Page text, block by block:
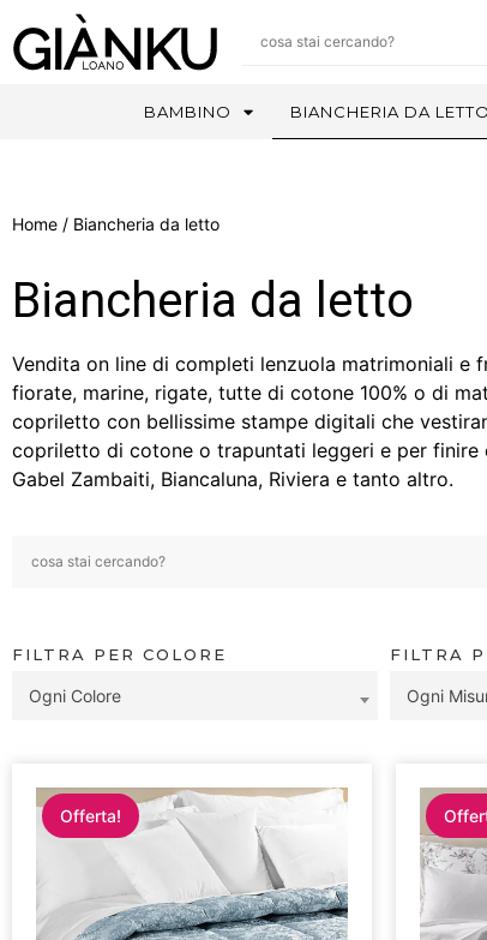
BAMBINO BIANCHERIA DA LETTO
Home / Biancheria da letto
Biancheria da letto
Vendita on line di completi lenzuola matrimoniali e
fiorate, marine, rigate, tutte di cotone 100% o di
copriletto con bellissime stampe digitali che
copriletto di cotone o trapuntati leggeri e per finire
Gabel Zambaiti, Biancaluna, Riviera e tanto altro.
FILTRA PER COLORE
Ogni Colore
FILTRA
Ogni
Offerta!